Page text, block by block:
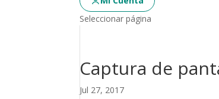
Seleccionar página
Captura de
Jul 27, 2017